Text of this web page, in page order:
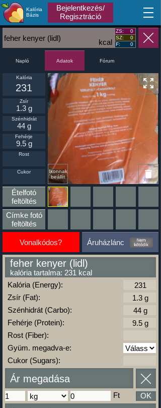
Kalória
Bázis
Bejelentkezés/
Regisztráció
MA
kcal
feher kenyer (lidl)
ZS:
0
SZ:
0
F:
0
Napló Adatok Fórum
Ikonnak
beállít
Kalória
231
Zsír
1.3 g
Szénhidrát
44 g
Fehérje
9.5 g
Rost
Cukor
Ételfotó
feltöltés
Címke fotó
feltöltés
Vonalkódos? Áruházlánc
feher kenyer (lidl)
kalória tartalma: 231 kcal
Kalória (Energy):
Zsír (Fat):
Szénhidrát (Carbo):
Fehérje (Protein):
Rost (Fiber):
Gyüm. megadva-e:
Cukor (Sugars):
Ár megadása
Ft OK